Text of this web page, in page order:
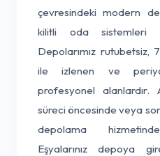
çevresindeki modern
kilitli oda sistemleri
Depolarımız rutubetsiz,
ile izlenen ve
profesyonel alanlardır.
süreci öncesinde veya
depolama
Eşyalarınız depoya